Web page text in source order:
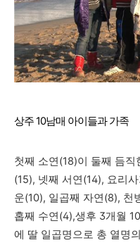
상주 10남매 아이들과 가족
첫째 소연(18)이 둘째 듬직
(15), 넷째 서연(14), 요리
운(10), 일곱째 자연(8), 천
홉째 수연(4),생후 3개월
에 딸 일곱명으로 총 열명